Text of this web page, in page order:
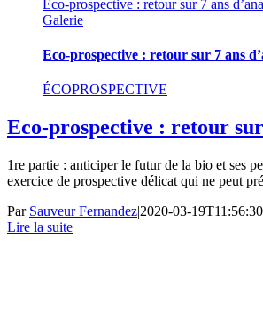
Eco-prospective : retour sur 7 ans
Galerie
Eco-prospective : retour sur 7 ans
ÉCOPROSPECTIVE
Eco-prospective : retour
1re partie : anticiper le futur de la bio et ses
exercice de prospective délicat qui ne peut
Par Sauveur Fernandez|2020-03-
Lire la suite